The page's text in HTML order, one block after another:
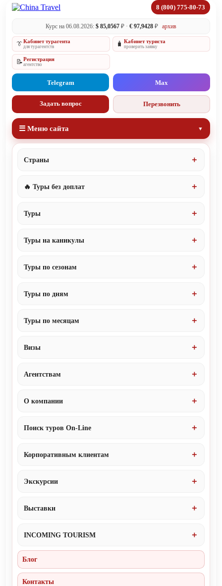
8 (800) 775-80-73
Курс на 06.08.2026: $ 85,0567 ₽ · € 97,9428 ₽ архив
👔Кабинет турагента
для турагентств 🧳 Кабинет туриста
проверить заявку
📝Регистрация
агентство
Telegram Max
Задать вопрос Перезвонить
☰ Меню сайта
Страны
🔥 Туры без доплат
Туры
Туры на каникулы
Туры по сезонам
Туры по дням
Туры по месяцам
Визы
Агентствам
О компании
Поиск туров On-Line
Корпоративным клиентам
Экскурсии
Выставки
INCOMING TOURISM
Блог
Контакты